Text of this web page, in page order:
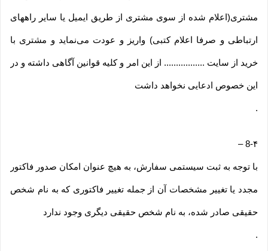
مشتری(اعلام شده از سوی مشتری از طریق ایمیل یا سایر راههای
ارتباطی و صرفا اعلام کتبی) واریز و عودت می‌نماید و مشتری با
خرید از سایت ................. از این امر و کلیه قوانین آگاهی داشته و در
این خصوص ادعایی نخواهد داشت
.
8-۴–
با توجه به ثبت سیستمی سفارش، به هیچ عنوان امکان صدور فاکتور
مجدد یا تغییر مشخصات آن از جمله تغییر فاکتوری که به نام شخص
حقیقی صادر شده، به نام شخص حقیقی دیگری وجود ندارد
.